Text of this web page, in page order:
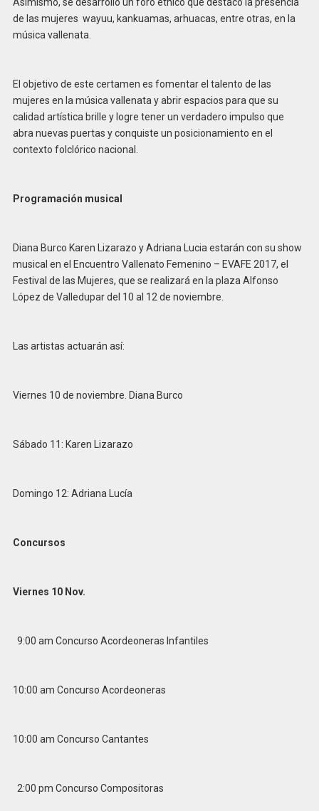
Asimismo, se desarrolló un foro étnico que destacó la presencia
de las mujeres wayuu, kankuamas, arhuacas, entre otras, en la
música vallenata.
El objetivo de este certamen es fomentar el talento de las
mujeres en la música vallenata y abrir espacios para que su
calidad artística brille y logre tener un verdadero impulso que
abra nuevas puertas y conquiste un posicionamiento en el
contexto folclórico nacional.
Programación musical
Diana Burco Karen Lizarazo y Adriana Lucia estarán con su show
musical en el Encuentro Vallenato Femenino – EVAFE 2017, el
Festival de las Mujeres, que se realizará en la plaza Alfonso
López de Valledupar del 10 al 12 de noviembre.
Las artistas actuarán así:
Viernes 10 de noviembre. Diana Burco
Sábado 11: Karen Lizarazo
Domingo 12: Adriana Lucía
Concursos
Viernes 10 Nov.
9:00 am Concurso Acordeoneras Infantiles
10:00 am Concurso Acordeoneras
10:00 am Concurso Cantantes
2:00 pm Concurso Compositoras